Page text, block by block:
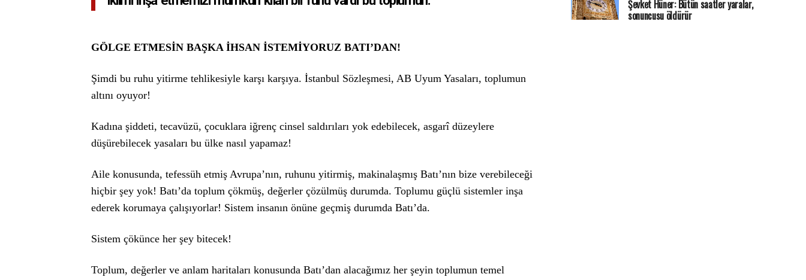
GÖLGE ETMESİN BAŞKA İHSAN İSTEMİYORUZ BATI’DAN!
Şimdi bu ruhu yitirme tehlikesiyle karşı karşıya. İstanbul Sözleşmesi, AB Uyum Yasaları, toplumun
altını oyuyor!
Kadına şiddeti, tecavüzü, çocuklara iğrenç cinsel saldırıları yok edebilecek, asgarî düzeylere
düşürebilecek yasaları bu ülke nasıl yapamaz!
Aile konusunda, tefessüh etmiş Avrupa’nın, ruhunu yitirmiş, makinalaşmış Batı’nın bize verebileceği
hiçbir şey yok! Batı’da toplum çökmüş, değerler çözülmüş durumda. Toplumu güçlü sistemler inşa
ederek korumaya çalışıyorlar! Sistem insanın önüne geçmiş durumda Batı’da.
Sistem çökünce her şey bitecek!
Toplum, değerler ve anlam haritaları konusunda Batı’dan alacağımız her şeyin toplumun temel
Şevket Hüner: Bütün saatler yaralar,
sonuncusu öldürür